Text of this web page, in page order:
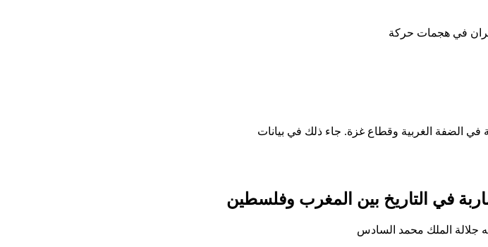
في هجمات حركة
في الضفة الغربية وقطاع غزة. جاء ذلك في بيانات
في التاريخ بين المغرب وفلسطين
جلالة الملك محمد السادس